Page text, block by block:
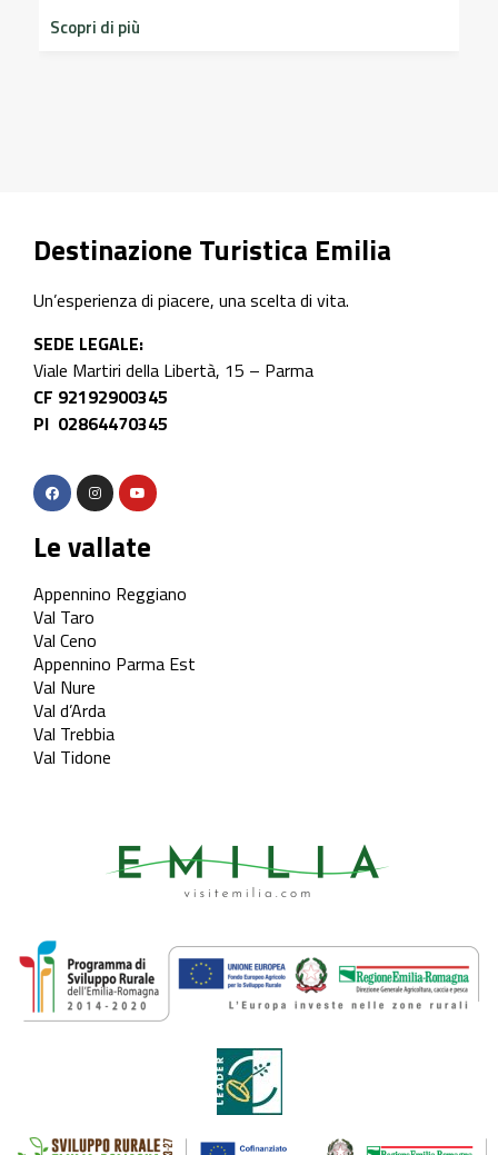
storico del Castello di Scipione …
Destinazione Turistica Emilia
Un’esperienza di piacere, una scelta di vita.
SEDE LEGALE:
Viale Martiri della Libertà, 15 – Parma
CF 92192900345
PI 02864470345
Le vallate
Appennino Reggiano
Val Taro
Val Ceno
Appennino Parma Est
Val Nure
Val d’Arda
Val Trebbia
Val Tidone